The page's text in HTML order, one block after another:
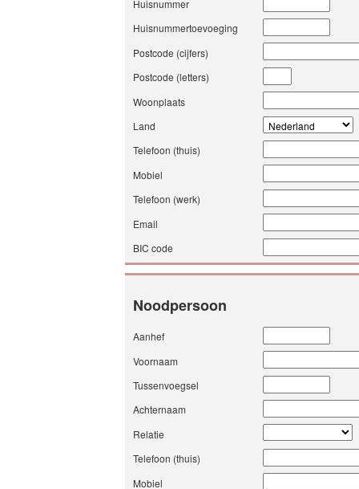
Huisnummer
Huisnummertoevoeging
Postcode (cijfers)
Postcode (letters)
Woonplaats
Land
Telefoon (thuis)
Mobiel
Telefoon (werk)
Email
BIC code
Noodpersoon
Aanhef
Voornaam
Tussenvoegsel
Achternaam
Relatie
Telefoon (thuis)
Mobiel